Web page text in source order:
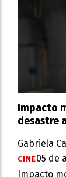
Impacto
desastre
Gabriela
CINE05 de
Impacto